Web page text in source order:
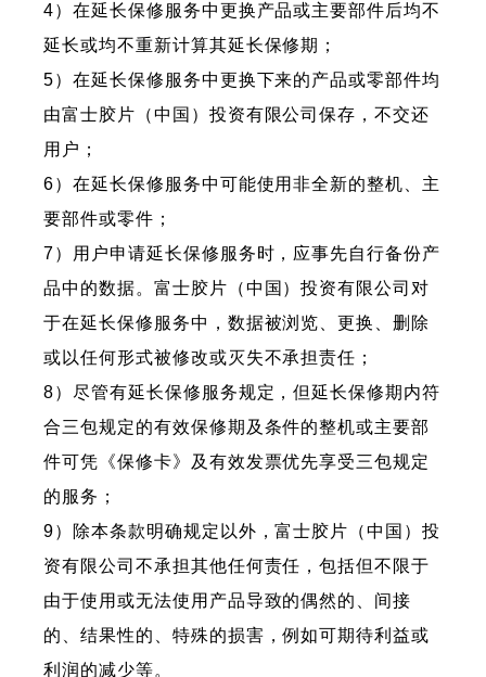
4）在延长保修服务中更换产品或主要部件后均不
延长或均不重新计算其延长保修期；
5）在延长保修服务中更换下来的产品或零部件均
由富士胶片（中国）投资有限公司保存，不交还
用户；
6）在延长保修服务中可能使用非全新的整机、主
要部件或零件；
7）用户申请延长保修服务时，应事先自行备份产
品中的数据。富士胶片（中国）投资有限公司对
于在延长保修服务中，数据被浏览、更换、删除
或以任何形式被修改或灭失不承担责任；
8）尽管有延长保修服务规定，但延长保修期内符
合三包规定的有效保修期及条件的整机或主要部
件可凭《保修卡》及有效发票优先享受三包规定
的服务；
9）除本条款明确规定以外，富士胶片（中国）投
资有限公司不承担其他任何责任，包括但不限于
由于使用或无法使用产品导致的偶然的、间接
的、结果性的、特殊的损害，例如可期待利益或
利润的减少等。